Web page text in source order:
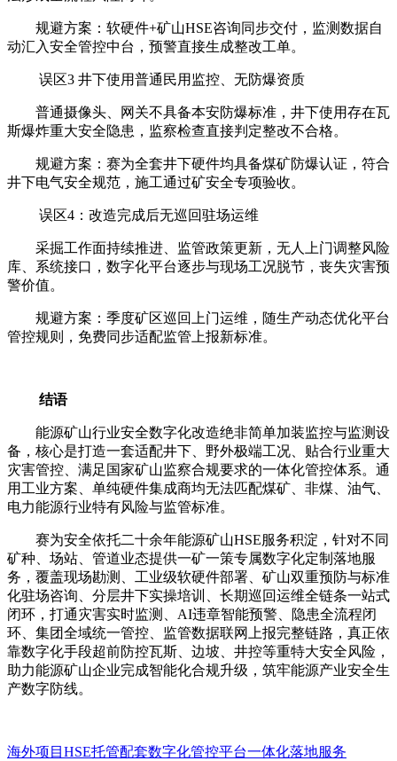
规避方案：软硬件+矿山HSE咨询同步交付，监测数据自
动汇入安全管控中台，预警直接生成整改工单。
误区3 井下使用普通民用监控、无防爆资质
普通摄像头、网关不具备本安防爆标准，井下使用存在瓦
斯爆炸重大安全隐患，监察检查直接判定整改不合格。
规避方案：赛为全套井下硬件均具备煤矿防爆认证，符合
井下电气安全规范，施工通过矿安全专项验收。
误区4：改造完成后无巡回驻场运维
采掘工作面持续推进、监管政策更新，无人上门调整风险
库、系统接口，数字化平台逐步与现场工况脱节，丧失灾害预
警价值。
规避方案：季度矿区巡回上门运维，随生产动态优化平台
管控规则，免费同步适配监管上报新标准。
结语
能源矿山行业安全数字化改造绝非简单加装监控与监测设
备，核心是打造一套适配井下、野外极端工况、贴合行业重大
灾害管控、满足国家矿山监察合规要求的一体化管控体系。通
用工业方案、单纯硬件集成商均无法匹配煤矿、非煤、油气、
电力能源行业特有风险与监管标准。
赛为安全依托二十余年能源矿山HSE服务积淀，针对不同
矿种、场站、管道业态提供一矿一策专属数字化定制落地服
务，覆盖现场勘测、工业级软硬件部署、矿山双重预防与标准
化驻场咨询、分层井下实操培训、长期巡回运维全链条一站式
闭环，打通灾害实时监测、AI违章智能预警、隐患全流程闭
环、集团全域统一管控、监管数据联网上报完整链路，真正依
靠数字化手段超前防控瓦斯、边坡、井控等重特大安全风险，
助力能源矿山企业完成智能化合规升级，筑牢能源产业安全生
产数字防线。
海外项目HSE托管配套数字化管控平台一体化落地服务